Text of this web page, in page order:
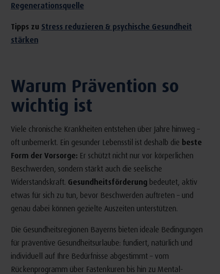
Regenerationsquelle
Tipps zu Stress reduzieren & psychische Gesundheit
stärken
Warum Prävention so
wichtig ist
Viele chronische Krankheiten entstehen über Jahre hinweg –
oft unbemerkt. Ein gesunder Lebensstil ist deshalb die beste
Form der Vorsorge:Er schützt nicht nur vor körperlichen
Beschwerden, sondern stärkt auch die seelische
Widerstandskraft. Gesundheitsförderungbedeutet, aktiv
etwas für sich zu tun, bevor Beschwerden auftreten – und
genau dabei können gezielte Auszeiten unterstützen.
Die Gesundheitsregionen Bayerns bieten ideale Bedingungen
für präventive Gesundheitsurlaube: fundiert, natürlich und
individuell auf Ihre Bedürfnisse abgestimmt – vom
Rückenprogramm über Fastenkuren bis hin zu Mental-